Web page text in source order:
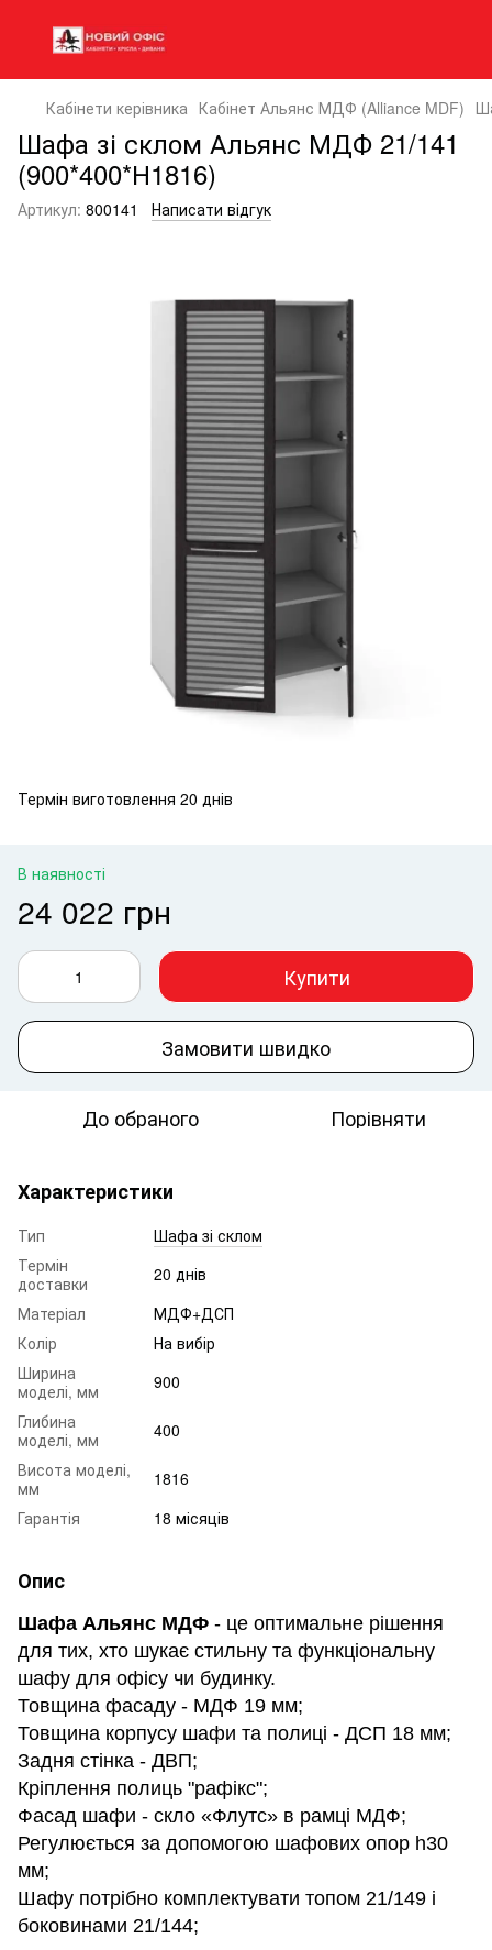
Кабінети керівника Кабінет Альянс МДФ (Alliance MDF)
Шафа зі склом Альянс МДФ 21/141
(900*400*Н1816)
Артикул: 800141 Написати відгук
Термін виготовлення 20 днів
В наявності
24 022 грн
Купити
Замовити швидко
До обраного Порівняти
Характеристики
Тип
Шафа зі склом
Термін
доставки
20 днів
Матеріал
МДФ+ДСП
Колір
На вибір
Ширина
моделі, мм
900
Глибина
моделі, мм
400
Висота моделі,
мм
1816
Гарантія
18 місяців
Опис
Шафа Альянс МДФ - це оптимальне рішення
для тих, хто шукає стильну та функціональну
шафу для офісу чи будинку.
Товщина фасаду - МДФ 19 мм;
Товщина корпусу шафи та полиці - ДСП 18 мм;
Задня стінка - ДВП;
Кріплення полиць "рафікс";
Фасад шафи - скло «Флутс» в рамці МДФ;
Регулюється за допомогою шафових опор h30
мм;
Шафу потрібно комплектувати топом 21/149 і
боковинами 21/144;